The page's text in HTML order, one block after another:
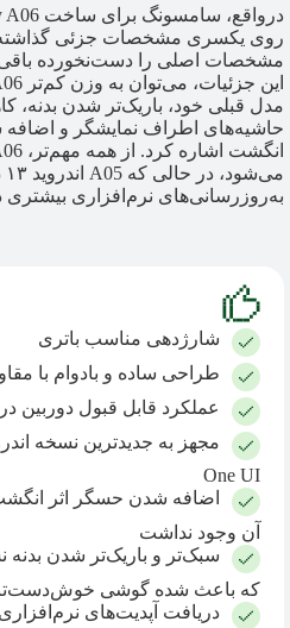
روی یکسری مشخصات جزئی گذاشته و
مشخصات اصلی را دست‌نخورده باقی
مدل قبلی خود، باریک‌تر شدن بدنه،
حاشیه‌های اطراف نمایشگر و
به‌روزرسانی‌های نرم‌افزاری بیشتری
شارژدهی مناسب باتری
طراحی ساده و بادوام با
عملکرد قابل قبول دوربین در
مجهز به جدیدترین نسخه
One UI
اضافه شدن حسگر اثر
آن وجود نداشت
سبک‌تر و باریک‌تر شدن
که باعث شده گوشی
دریافت آپدیت‌های